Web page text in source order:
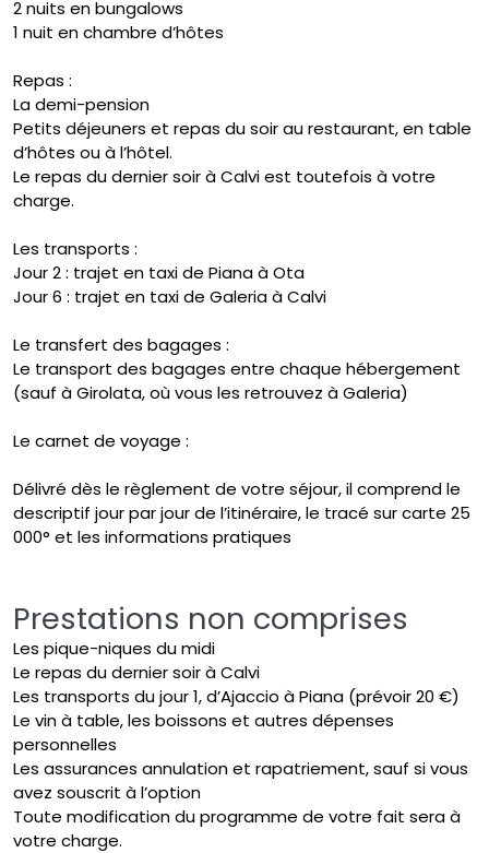
2 nuits en bungalows
1 nuit en chambre d’hôtes
Repas :
La demi-pension
Petits déjeuners et repas du soir au restaurant, en table
d’hôtes ou à l’hôtel.
Le repas du dernier soir à Calvi est toutefois à votre
charge.
Les transports :
Jour 2 : trajet en taxi de Piana à Ota
Jour 6 : trajet en taxi de Galeria à Calvi
Le transfert des bagages :
Le transport des bagages entre chaque hébergement
(sauf à Girolata, où vous les retrouvez à Galeria)
Le carnet de voyage :
Délivré dès le règlement de votre séjour, il comprend le
descriptif jour par jour de l’itinéraire, le tracé sur carte 25
000° et les informations pratiques
Prestations non comprises
Les pique-niques du midi
Le repas du dernier soir à Calvi
Les transports du jour 1, d’Ajaccio à Piana (prévoir 20 €)
Le vin à table, les boissons et autres dépenses
personnelles
Les assurances annulation et rapatriement, sauf si vous
avez souscrit à l’option
Toute modification du programme de votre fait sera à
votre charge.